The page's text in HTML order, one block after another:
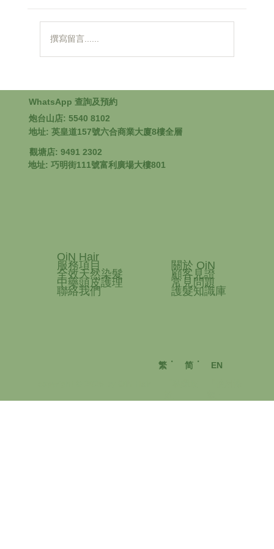
膩異味
撰寫留言......
繁 ‧ 简 ‧ EN
WhatsApp 查詢及預約
炮台山店: 5540 8102
地址: 英皇道157號六合商業大廈8樓全層
觀塘店: 9491 2302
地址: 巧明街111號富利廣場大樓801
OiN Hair
服務項目
全效天然染髮
中藥頭皮護理
聯絡我們
關於 OiN
顧客見證
常見問題
護髮知識庫